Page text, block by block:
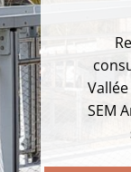
SEM